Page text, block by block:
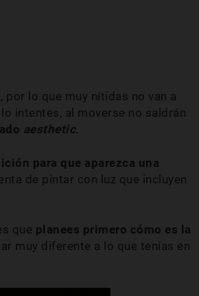
lo que muy nítidas no van a
intentes, al moverse no saldrán
aesthetic.
para que aparezca una
de pintar con luz que incluyen
que planees primero cómo es la
muy diferente a lo que tenías en